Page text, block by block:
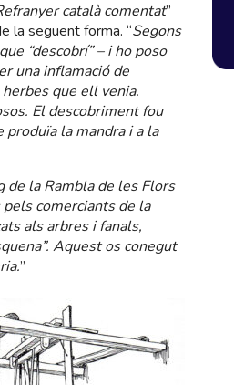
català comentat”
la següent forma. “Segons
“descobrí” – i ho poso
una inflamació de
herbes que ell venia.
El descobriment fou
produïa la mandra i a la
de la Rambla de les Flors
comerciants de la
als arbres i fanals,
Aquest os conegut
”